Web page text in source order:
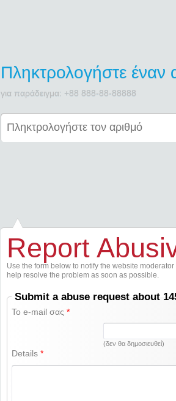
Πληκτρολογήστε έναν
για παράδειγμα: +88 888-88-88888
Report
Use the form below to notify the website
help resolve the problem as soon as possible.
Submit a abuse request about
Το e-mail σας*
(δεν θα δημοσιευθεί)
Details*